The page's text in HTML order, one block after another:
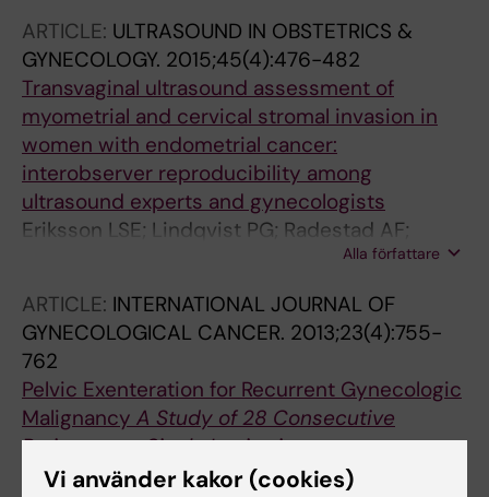
Opolskiene G; Pascual MA; Testa A; Tresserra
F; Zannoni GF; Carlson JW; Epstein E
ARTICLE: ULTRASOUND IN OBSTETRICS &
GYNECOLOGY. 2015;45(4):476-482
Transvaginal ultrasound assessment of
myometrial and cervical stromal invasion in
women with endometrial cancer:
interobserver reproducibility among
ultrasound experts and gynecologists
Eriksson LSE; Lindqvist PG; Radestad AF;
Dueholm M; Fischerova D; Franchi D;
P; Testa AC; Van den Bosch T; Ameye L;
Epstein E
Alla författare
ARTICLE: INTERNATIONAL JOURNAL OF
GYNECOLOGICAL CANCER. 2013;23(4):755-
762
Pelvic Exenteration for Recurrent Gynecologic
Malignancy A Study of 28 Consecutive
Patients at a Single Institution
Jager L; Nilsson PJ; Radestad AF
Vi använder kakor (cookies)